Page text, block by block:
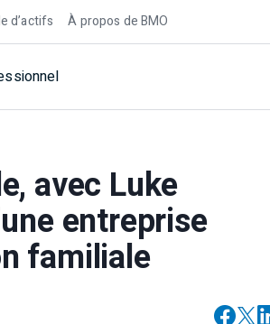
d’actifs À propos de BMO
avec Luke
entreprise
familiale